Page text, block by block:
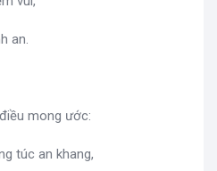
an.
mong ước:
túc an khang,